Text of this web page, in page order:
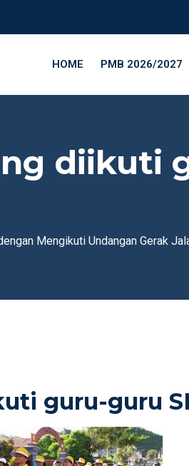
HOME PMB 2026/2027
diikuti
Mengikuti Undangan Gerak
guru-guru